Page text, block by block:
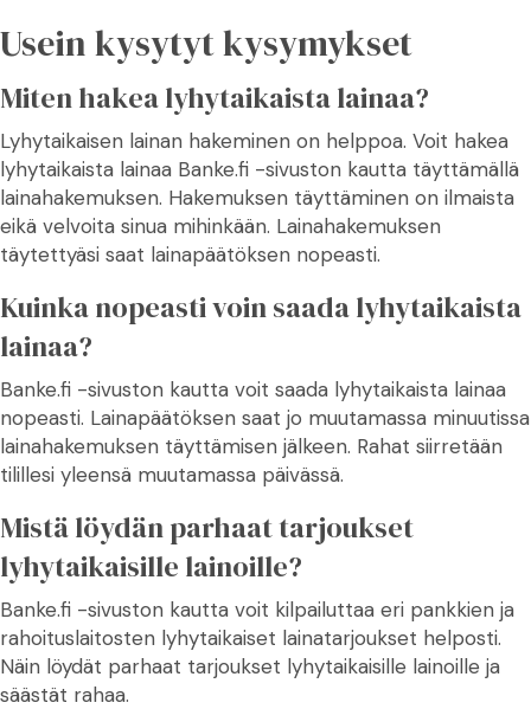
Usein kysytyt kysymykset
Miten hakea lyhytaikaista lainaa?
Lyhytaikaisen lainan hakeminen on helppoa. Voit hakea
lyhytaikaista lainaa Banke.fi -sivuston kautta täyttämällä
lainahakemuksen. Hakemuksen täyttäminen on ilmaista
eikä velvoita sinua mihinkään. Lainahakemuksen
täytettyäsi saat lainapäätöksen nopeasti.
Kuinka nopeasti voin saada lyhytaikaista
lainaa?
Banke.fi -sivuston kautta voit saada lyhytaikaista lainaa
nopeasti. Lainapäätöksen saat jo muutamassa minuutissa
lainahakemuksen täyttämisen jälkeen. Rahat siirretään
tilillesi yleensä muutamassa päivässä.
Mistä löydän parhaat tarjoukset
lyhytaikaisille lainoille?
Banke.fi -sivuston kautta voit kilpailuttaa eri pankkien ja
rahoituslaitosten lyhytaikaiset lainatarjoukset helposti.
Näin löydät parhaat tarjoukset lyhytaikaisille lainoille ja
säästät rahaa.